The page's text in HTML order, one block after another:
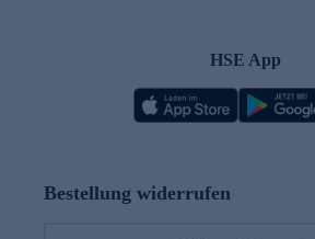
HSE App
Bestellung widerrufen